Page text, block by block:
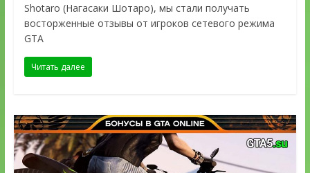
Shotaro (Нагасаки Шотаро), мы стали получать
восторженные отзывы от игроков сетевого режима
GTA
Читать далее